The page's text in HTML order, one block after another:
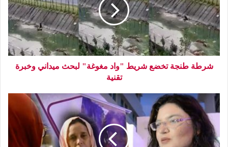
شرطة طنجة تخضع شريط "واد مغوغة" لبحث ميداني وخبرة
تقنية